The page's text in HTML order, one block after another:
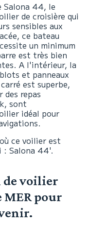
Salona 44, le
de croisière qui
sensibles aux
ce bateau
un minimum
est très bien
A l'intérieur, la
et panneaux
est superbe,
des repas
sont
idéal pour
ce voilier est
: Salona 44'.
de voilier
MER pour